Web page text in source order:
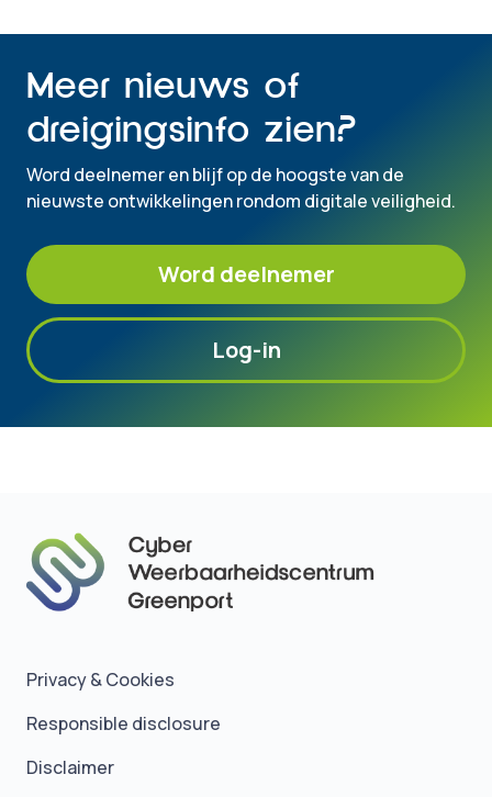
Meer nieuws of
dreigingsinfo zien?
Word deelnemer en blijf op de hoogste van de
nieuwste ontwikkelingen rondom digitale veiligheid.
Word deelnemer
Log-in
Privacy & Cookies
Responsible disclosure
Disclaimer